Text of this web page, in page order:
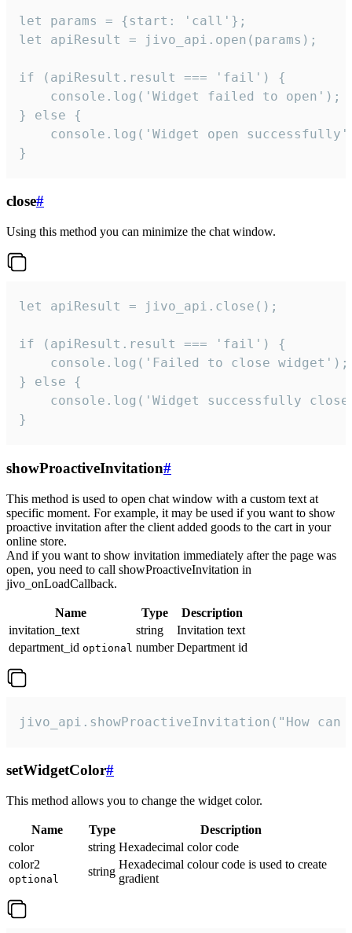
let params = {start: 'call'};
let apiResult = jivo_api.open(params);
if (apiResult.result === 'fail') {
    console.log('Widget failed to open');
} else {
console.log('Widget open
}
close#
Using this method you can minimize the chat window.
let apiResult = jivo_api.close();
if (apiResult.result === 'fail') {
    console.log('Failed to close widget');
} else {
console.log('Widget successfully
}
showProactiveInvitation#
This method is used to open chat window with a custom text at
specific moment. For example, it may be used if you want to show
proactive invitation after the client added goods to the cart in your
online store.
And if you want to show invitation immediately after the page was
open, you need to call showProactiveInvitation in
jivo_onLoadCallback.
Name Type
Description
invitation_text
string
Invitation text
department_id optional number Department id
jivo_api.showProactiveInvitation("How
setWidgetColor#
This method allows you to change the widget color.
Name Type
Description
color
string Hexadecimal color code
color2
optional
string
Hexadecimal colour code is used to create
gradient